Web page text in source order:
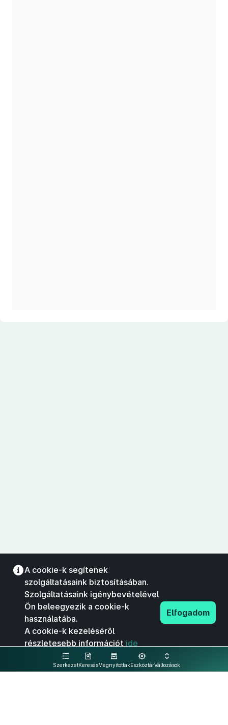
SzerkezetKeresésMegnyitottakEszköztárVáltozások
A cookie-k segítenek
szolgáltatásaink biztosításában.
Szolgáltatásaink igénybevételével
Ön beleegyezik a cookie-k
használatába.
A cookie-k kezeléséről
részletesebb információt ide
kattintva olvashat.
Elfogadom